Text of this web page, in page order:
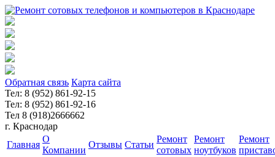
Обратная связь Карта сайта
Тел: 8 (952) 861-92-15
Тел: 8 (952) 861-92-16
Тел 8 (918)2666662
г. Краснодар
Главная
О
Компании
Отзывы Статьи
Ремонт
сотовых
Ремонт
ноутбуков
Ремонт